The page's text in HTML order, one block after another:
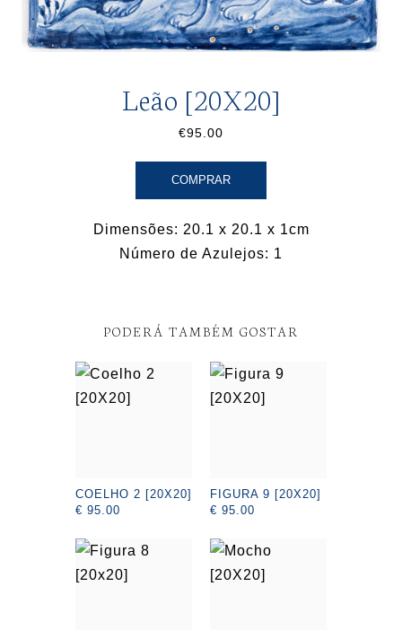
Leão [20X20]
€95.00
COMPRAR
Dimensões: 20.1 x 20.1 x 1cm
Número de Azulejos: 1
PODERÁ TAMBÉM GOSTAR
COELHO 2 [20X20]
€ 95.00
FIGURA 9 [20X20]
€ 95.00